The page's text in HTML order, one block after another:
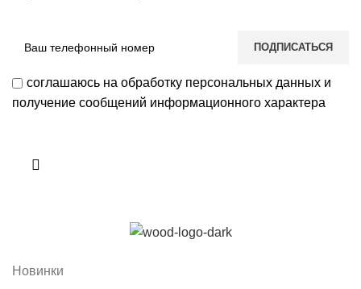
соглашаюсь на обработку персональных данных и
получение сообщений информационного характера
Новинки